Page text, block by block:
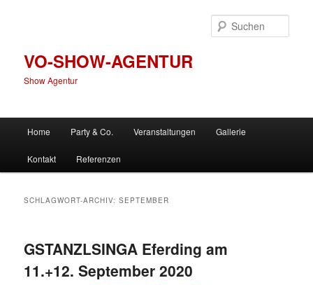
VO-SHOW-AGENTUR
Show Agentur
Home Party & Co. Veranstaltungen Gallerie
Kontakt Referenzen
SCHLAGWORT-ARCHIV:SEPTEMBER
GSTANZLSINGA Eferding am
11.+12. September 2020